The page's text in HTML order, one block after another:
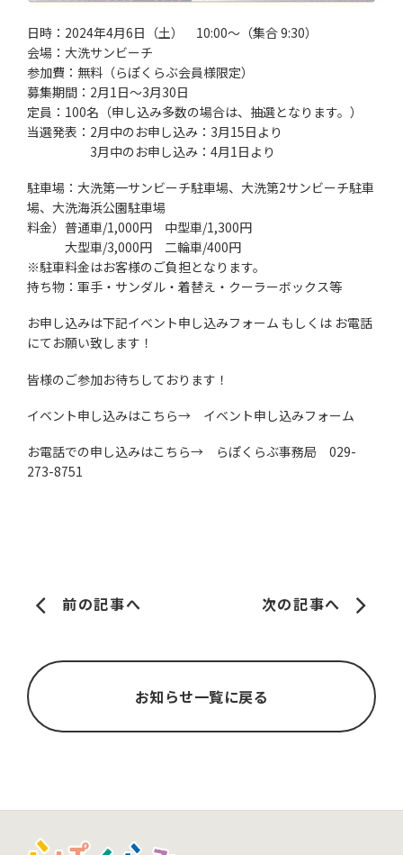
日時：2024年4月6日（土） 10:00～（集合 9:30）
会場：大洗サンビーチ
参加費：無料（らぽくらぶ会員様限定）
募集期間：2月1日～3月30日
定員：100名（申し込み多数の場合は、抽選となります。）
当選発表：2月中のお申し込み：3月15日より
3月中のお申し込み：4月1日より
駐車場：大洗第一サンビーチ駐車場、大洗第2サンビーチ駐車
場、大洗海浜公園駐車場
料金）普通車/1,000円 中型車/1,300円
大型車/3,000円 二輪車/400円
※駐車料金はお客様のご負担となります。
持ち物：軍手・サンダル・着替え・クーラーボックス等
お申し込みは下記イベント申し込みフォーム もしくは お電話
にてお願い致します！
皆様のご参加お待ちしております！
イベント申し込みはこちら→ イベント申し込みフォーム
お電話での申し込みはこちら→ らぽくらぶ事務局 029-
273-8751
前の記事へ 次の記事へ
お知らせ一覧に戻る